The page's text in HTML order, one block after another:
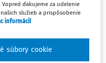
právnym úkonom
prejavom vôle len jednej
právny konsenzus. Pritom
od zmluvy sa viaže na
ďakujeme za udelenie
služieb a prispôsobenie
informácií
súbory cookie